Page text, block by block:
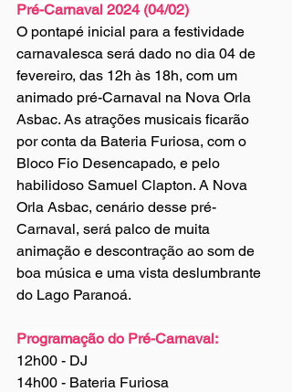
Pré-Carnaval 2024 (04/02)
O pontapé inicial para a festividade
carnavalesca será dado no dia 04 de
fevereiro, das 12h às 18h, com um
animado pré-Carnaval na Nova Orla
Asbac. As atrações musicais ficarão
por conta da Bateria Furiosa, com o
Bloco Fio Desencapado, e pelo
habilidoso Samuel Clapton. A Nova
Orla Asbac, cenário desse pré-
Carnaval, será palco de muita
animação e descontração ao som de
boa música e uma vista deslumbrante
do Lago Paranoá.
Programação do Pré-Carnaval:
12h00 - DJ
14h00 - Bateria Furiosa